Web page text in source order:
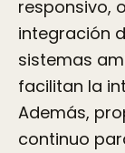
responsivo,
integración
sistemas
facilitan la
Además,
continuo